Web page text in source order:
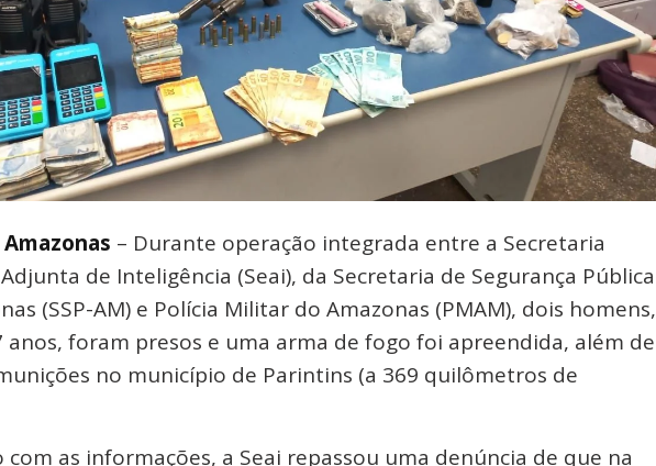
– Durante operação integrada entre a Secretaria
de Inteligência (Seai), da Secretaria de Segurança Pública
(SSP-AM) e Polícia Militar do Amazonas (PMAM), dois homens,
anos, foram presos e uma arma de fogo foi apreendida, além de
no município de Parintins (a 369 quilômetros de
com as informações, a Seai repassou uma denúncia de que na